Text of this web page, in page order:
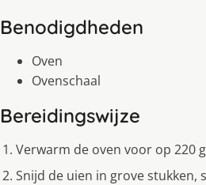
Benodigdheden
Oven
Ovenschaal
Bereidingswijze
Verwarm de oven voor op 220
Snĳd de uien in grove stukken,